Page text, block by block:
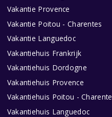
Vakantie Provence
Vakantie Poitou - Charentes
Vakantie Languedoc
Vakantiehuis Frankrijk
Vakantiehuis Dordogne
Vakantiehuis Provence
Vakantiehuis Poitou -
Vakantiehuis Languedoc